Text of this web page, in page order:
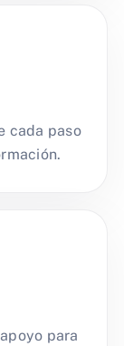
cada paso
para